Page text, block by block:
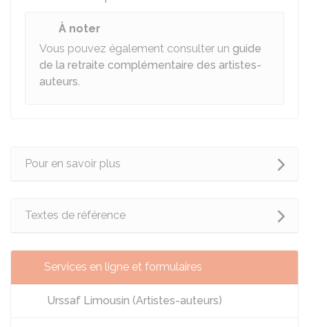
À noter
Vous pouvez également consulter un guide
de la retraite complémentaire des artistes-
auteurs.
Pour en savoir plus
Textes de référence
Services en ligne et formulaires
Urssaf Limousin (Artistes-auteurs)